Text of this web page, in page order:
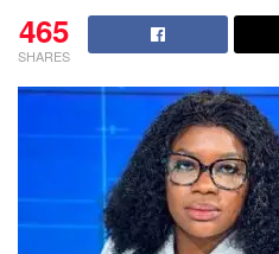
465
SHARES